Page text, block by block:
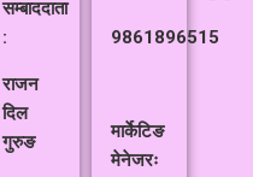
सम्बाददाता
:
राजन
दिल
गुरुङ
9861896515
मार्केटिङ
मेनेजरः